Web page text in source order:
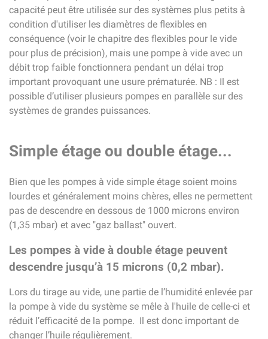
capacité peut être utilisée sur des systèmes plus petits à
condition d'utiliser les diamètres de flexibles en
conséquence (voir le chapitre des flexibles pour le vide
pour plus de précision), mais une pompe à vide avec un
débit trop faible fonctionnera pendant un délai trop
important provoquant une usure prématurée. NB : Il est
possible d’utiliser plusieurs pompes en parallèle sur des
systèmes de grandes puissances.
Simple étage ou double étage...
Bien que les pompes à vide simple étage soient moins
lourdes et généralement moins chères, elles ne permettent
pas de descendre en dessous de 1000 microns environ
(1,35 mbar) et avec "gaz ballast" ouvert.
Les pompes à vide à double étage peuvent
descendre jusqu’à 15 microns (0,2 mbar).
Lors du tirage au vide, une partie de l’humidité enlevée par
la pompe à vide du système se mêle à l'huile de celle-ci et
réduit l’efficacité de la pompe. Il est donc important de
changer l’huile régulièrement.